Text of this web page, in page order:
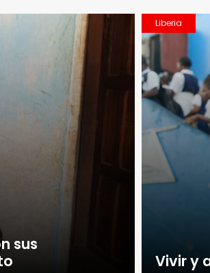
sus
Liberia
Vivir y